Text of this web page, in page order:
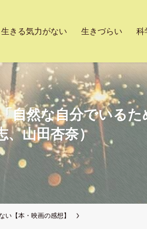
生きる気力がない 生きづらい 科
自然な自分でいる
山田杏奈）
い【本・映画の感想】